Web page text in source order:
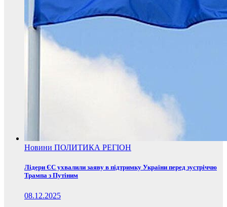
Новини ПОЛИТИКА РЕГІОН
Лідери ЄС ухвалили заяву в підтримку України перед зустріччю
Трампа з Путіним
08.12.2025